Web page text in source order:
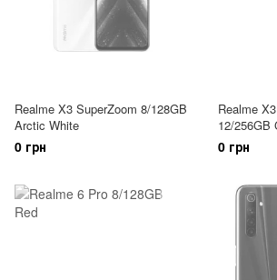
Realme X3 SuperZoom 8/128GB
Arctic White
0 грн
Realme
12/256GB
0 грн